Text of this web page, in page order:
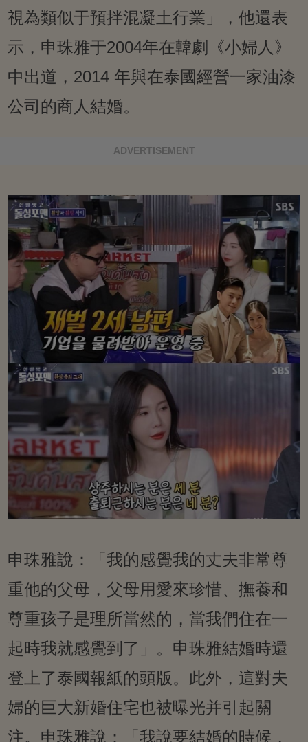
視為類似于預拌混凝土行業」，他還表
示，申珠雅于2004年在韓劇《小婦人》
中出道，2014 年與在泰國經營一家油漆
公司的商人結婚。
ADVERTISEMENT
申珠雅說：「我的感覺我的丈夫非常尊
重他的父母，父母用愛來珍惜、撫養和
尊重孩子是理所當然的，當我們住在一
起時我就感覺到了」。申珠雅結婚時還
登上了泰國報紙的頭版。此外，這對夫
婦的巨大新婚住宅也被曝光并引起關
注。申珠雅說：「我說要結婚的時候，